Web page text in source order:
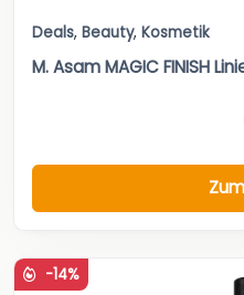
Deals, Beauty, Kosmetik
M. Asam MAGIC FINISH
-14%